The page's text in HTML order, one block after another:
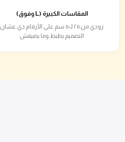
المقاسات الكبيرة (L وفوق)
زودي من ٢٥ لـ٥٠ سم على الأرقام دي عشان
التصميم يظبط وما يضيقش